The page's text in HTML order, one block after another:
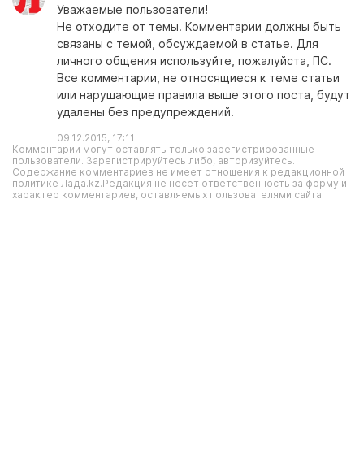
Уважаемые пользователи!
Не отходите от темы. Комментарии должны быть
связаны с темой, обсуждаемой в статье. Для
личного общения используйте, пожалуйста, ПС.
Все комментарии, не относящиеся к теме статьи
или нарушающие правила выше этого поста, будут
удалены без предупреждений.
09.12.2015, 17:11
Комментарии могут оставлять только зарегистрированные
пользователи. Зарегистрируйтесь либо, авторизуйтесь.
Содержание комментариев не имеет отношения к редакционной
политике Лада.kz.Редакция не несет ответственность за форму и
характер комментариев, оставляемых пользователями сайта.